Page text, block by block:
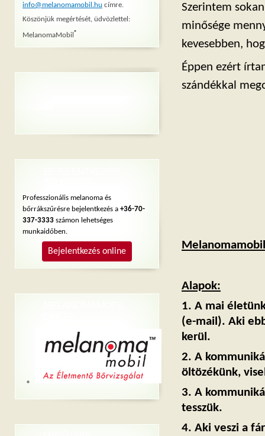
Szerintem
minősége
kevesebben,
Éppen ezért
szándékkal
Alapok:
1. A mai
(e-mail). Aki
kerül.
2. A
öltözékünk,
3. A
tesszük.
4. Aki veszi a
info@melanomamobil.hu címre.
Köszönjük megértését, üdvözlettel:
MelanomaMobil®
Professzionális melanoma és
bőrrákszűrésre bejelentkezés a +36-70-
337-3333 számon lehetséges
munkaidőben.
Bejelentkezés online